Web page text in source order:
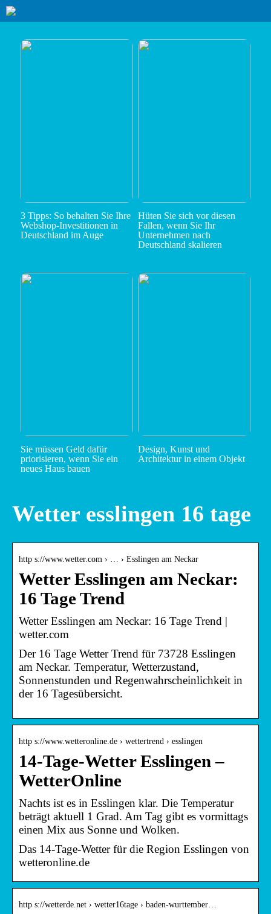
3 Tipps: So behalten Sie Ihre
Webshop-Investitionen in
Deutschland im Auge
Hüten Sie sich vor diesen
Fallen, wenn Sie Ihr
Unternehmen nach
Deutschland skalieren
Sie müssen Geld dafür
priorisieren, wenn Sie ein
neues Haus bauen
Design, Kunst und
Architektur in einem Objekt
Wetter esslingen 16 tage
http s://www.wetter.com › … › Esslingen am Neckar
Wetter Esslingen am Neckar:
16 Tage Trend
Wetter Esslingen am Neckar: 16 Tage Trend |
wetter.com
Der 16 Tage Wetter Trend für 73728 Esslingen
am Neckar. Temperatur, Wetterzustand,
Sonnenstunden und Regenwahrscheinlichkeit in
der 16 Tagesübersicht.
http s://www.wetteronline.de › wettertrend › esslingen
14-Tage-Wetter Esslingen –
WetterOnline
Nachts ist es in Esslingen klar. Die Temperatur
beträgt aktuell 1 Grad. Am Tag gibt es vormittags
einen Mix aus Sonne und Wolken.
Das 14-Tage-Wetter für die Region Esslingen von
wetteronline.de
http s://wetterde.net › wetter16tage › baden-wurttember…